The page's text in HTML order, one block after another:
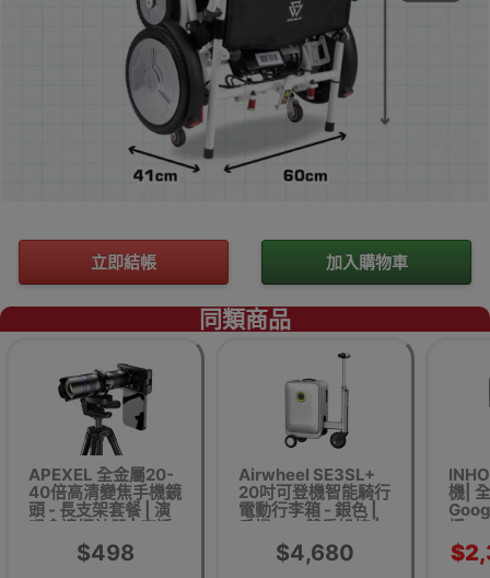
立即結帳 加入購物車
同類商品
APEXEL 全金屬20-
40倍高清變焦手機鏡
頭 - 長支架套餐 | 演
唱會遠攝神器 | 高透
光光學玻璃 | 廣角相
容設計 | 即插即用安
$498
Airwheel SE3SL+
20吋可登機智能騎行
電動行李箱 - 銀色 |
手機APP雙重操控 |
電動伸縮無極調速 |
Apple Find My一鍵
$4,680
機|
援
| 4K